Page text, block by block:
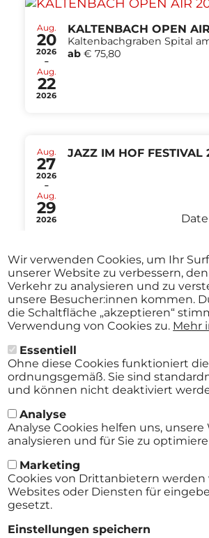
Aug.
20
2026
-
Aug.
22
2026
KALTENBACH OPEN
Kaltenbachgraben Spital
ab € 75,80
Aug.
27
2026
-
Aug.
29
2026
JAZZ IM HOF FESTIVAL
Aug.
27
2026
-
29
2026
JAZZ IM HOF Festival
ABO
Stadtmuseum St. Pölten
ab € 40,00
Wir verwenden Cookies, um Ihr
unserer Website zu verbessern,
Verkehr zu analysieren und zu
unsere Besucher:innen kommen.
die Schaltfläche „akzeptieren“
Verwendung von Cookies zu. Mehr
Essentiell
Ohne diese Cookies funktioniert
ordnungsgemäß. Sie sind
und können nicht deaktiviert
Analyse
Analyse Cookies helfen uns,
analysieren und für Sie zu
Marketing
Cookies von Drittanbietern werden
Websites oder Diensten für
gesetzt.
Einstellungen speichern